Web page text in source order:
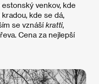
venkov, kde
kde se dá,
se vznášíkratti,
Cena za nejlepší